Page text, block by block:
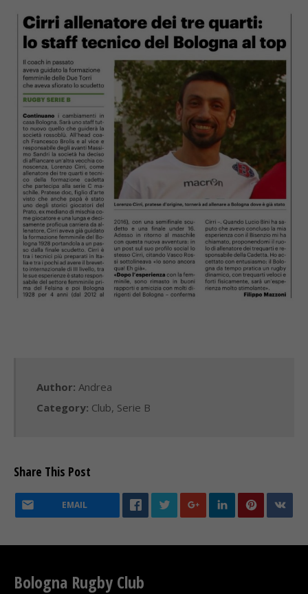
Author: Andrea
Category: Club, Serie B
Share This Post
EMAIL
Bologna Rugby Club